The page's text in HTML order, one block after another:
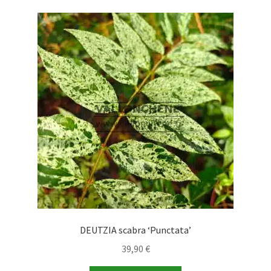
variantes.
Las
opciones
se
pueden
elegir
en
la
página
de
producto
DEUTZIA scabra ‘Punctata’
39,90 €